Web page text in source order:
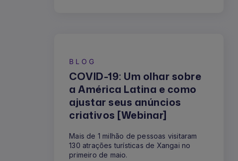
BLOG
COVID-19: Um olhar sobre
a América Latina e como
ajustar seus anúncios
criativos [Webinar]
Mais de 1 milhão de pessoas visitaram
130 atrações turísticas de Xangai no
primeiro de maio.